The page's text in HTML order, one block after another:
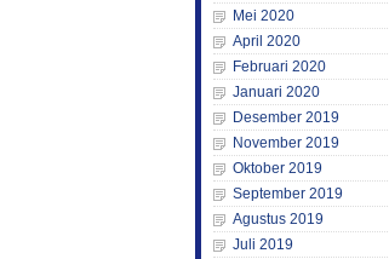
Mei 2020
April 2020
Februari 2020
Januari 2020
Desember 2019
November 2019
Oktober 2019
September 2019
Agustus 2019
Juli 2019